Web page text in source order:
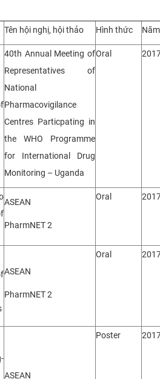
Tên hội nghị, hội thảo Hình thức Năm
40th Annual Meeting of
Representatives of
National
Pharmacovigilance
Centres Particpating in
the WHO Programme
for International Drug
Monitoring – Uganda
Oral
ASEAN
PharmNET 2
Oral
ASEAN
PharmNET 2
Oral
ASEAN
Poster